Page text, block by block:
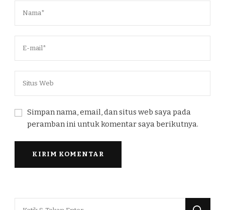
Simpan nama, email, dan situs web saya pada
peramban ini untuk komentar saya berikutnya.
Mencari